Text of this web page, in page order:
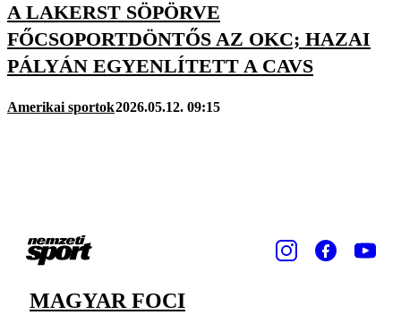
A LAKERST SÖPÖRVE
FŐCSOPORTDÖNTŐS AZ OKC; HAZAI
PÁLYÁN EGYENLÍTETT A CAVS
Amerikai sportok2026.05.12. 09:15
MAGYAR FOCI